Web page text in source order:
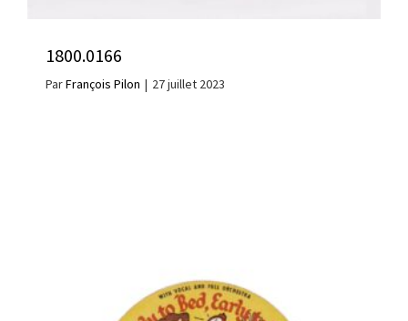
1800.0166
ParFrançois Pilon | 27 juillet 2023